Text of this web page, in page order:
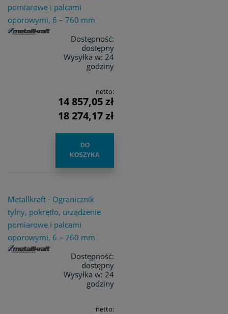
pomiarowe i palcami
oporowymi, 6 – 760 mm
Dostępność:
dostępny
Wysyłka w: 24
godziny
netto:
14 857,05 zł
18 274,17 zł
DO
KOSZYKA
Metallkraft - Ogranicznik
tylny, pokrętło, urządzenie
pomiarowe i palcami
oporowymi, 6 – 760 mm
Dostępność:
dostępny
Wysyłka w: 24
godziny
netto: